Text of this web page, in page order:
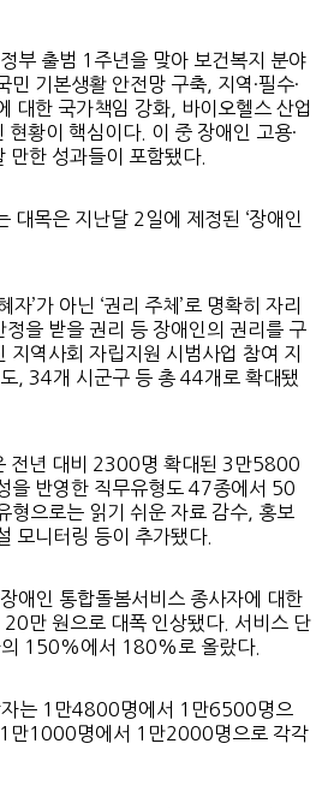
부 출범 1주년을 맞아 보건복지 분야
기본생활 안전망 구축, 지역·필수·
대한 국가책임 강화, 바이오헬스 산업
황이 핵심이다. 이 중 장애인 고용·
만한 성과들이 포함됐다.
대목은 지난달 2일에 제정된 ‘장애인
자’가 아닌 ‘권리 주체’로 명확히 자리
을 받을 권리 등 장애인의 권리를 구
지역사회 자립지원 시범사업 참여 지
, 34개 시군구 등 총 44개로 확대됐
전년 대비 2300명 확대된 3만5800
을 반영한 직무유형도 47종에서 50
형으로는 읽기 쉬운 자료 감수, 홍보
모니터링 등이 추가됐다.
애인 통합돌봄서비스 종사자에 대한
만 원으로 대폭 인상됐다. 서비스 단
의 150%에서 180%로 올랐다.
자는 1만4800명에서 1만6500명으
만1000명에서 1만2000명으로 각각